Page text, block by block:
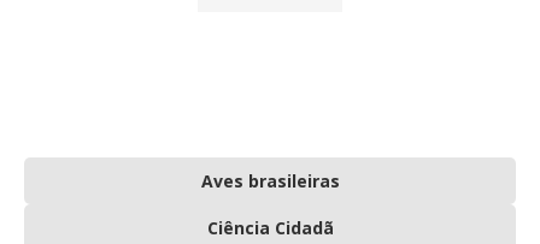
Aves brasileiras
Ciência Cidadã